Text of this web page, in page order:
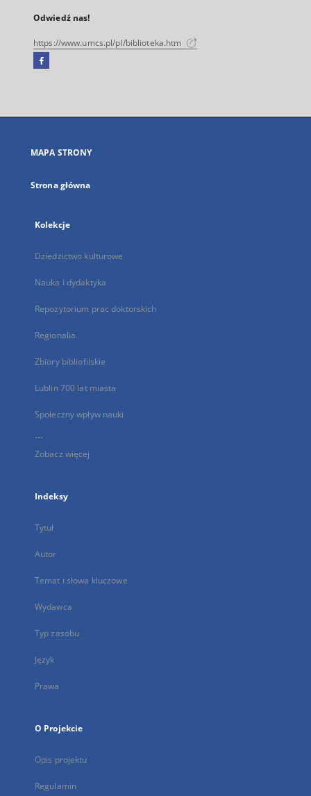
Odwiedź nas!
https://www.umcs.pl/pl/biblioteka.htm
Facebook
się
karcie
MAPA STRONY
Strona główna
Kolekcje
Dziedzictwo kulturowe
Nauka i dydaktyka
Repozytorium prac doktorskich
Regionalia
Zbiory bibliofilskie
Lublin 700 lat miasta
Społeczny wpływ nauki
...
Zobacz więcej
Indeksy
Tytuł
Autor
Temat i słowa kluczowe
Wydawca
Typ zasobu
Język
Prawa
O Projekcie
Opis projektu
Regulamin